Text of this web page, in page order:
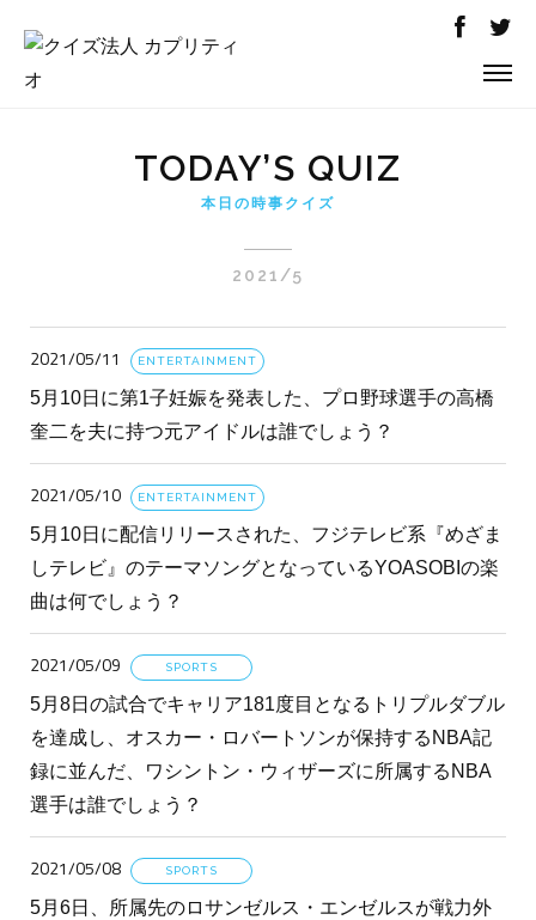
TODAY’S QUIZ
本日の時事クイズ
2021/5
2021/05/11 ENTERTAINMENT
5月10日に第1子妊娠を発表した、プロ野球選手の高橋
奎二を夫に持つ元アイドルは誰でしょう？
2021/05/10 ENTERTAINMENT
5月10日に配信リリースされた、フジテレビ系『めざま
しテレビ』のテーマソングとなっているYOASOBIの楽
曲は何でしょう？
2021/05/09 SPORTS
5月8日の試合でキャリア181度目となるトリプルダブル
を達成し、オスカー・ロバートソンが保持するNBA記
録に並んだ、ワシントン・ウィザーズに所属するNBA
選手は誰でしょう？
2021/05/08 SPORTS
5月6日、所属先のロサンゼルス・エンゼルスが戦力外